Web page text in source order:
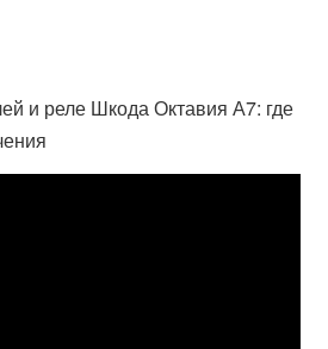
и реле Шкода Октавия А7: где